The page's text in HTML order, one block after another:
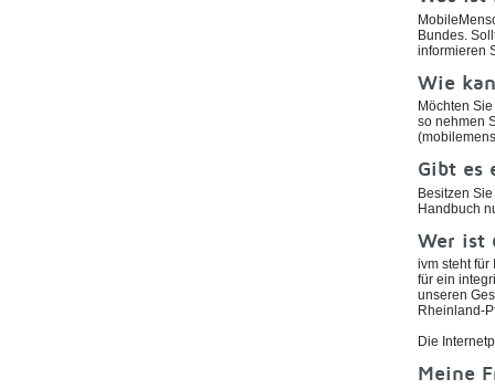
Bundes.
informieren
Wie
Möchten
so nehmen
Gibt es
Besitzen
Handbuch
Wer ist
ivm steht für
für ein
unseren
Rheinland-
Die
Meine